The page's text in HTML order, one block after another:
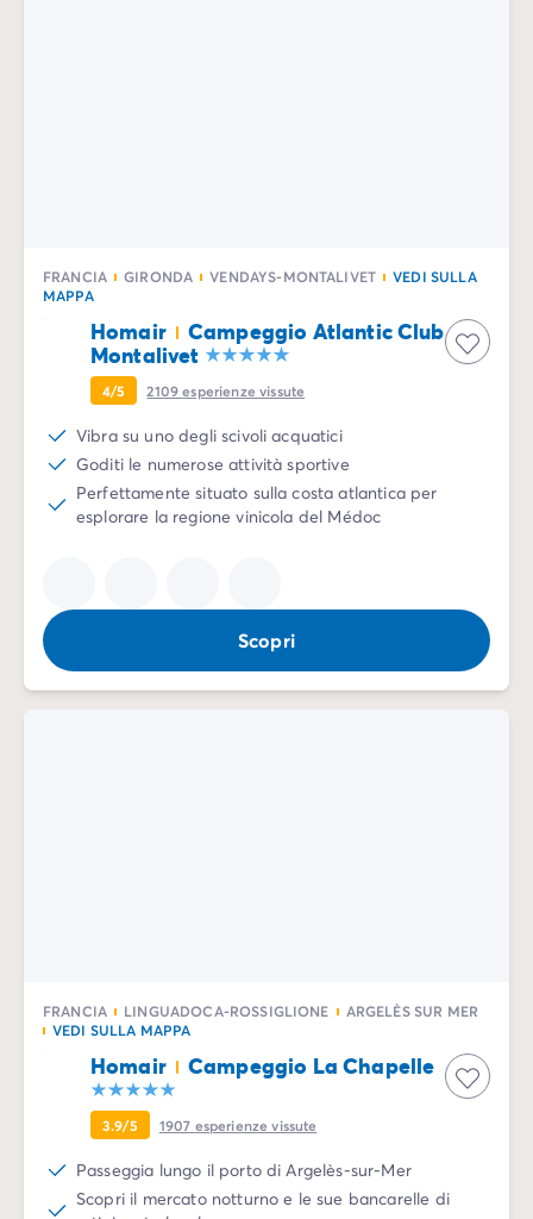
FRANCIA GIRONDA VENDAYS-MONTALIVET
VEDI SULLA
MAPPA
Homair
Campeggio Atlantic Club
Montalivet
4/5 2109esperienze vissute
Vibra su uno degli scivoli acquatici
Goditi le numerose attività sportive
Perfettamente situato sulla costa atlantica per
esplorare la regione vinicola del Médoc
Scopri
FRANCIA LINGUADOCA-ROSSIGLIONE
ARGELÈS SUR MER
VEDI SULLA MAPPA
Homair Campeggio La Chapelle
3.9/5 1907 esperienze vissute
Passeggia lungo il porto di Argelès-sur-Mer
Scopri il mercato notturno e le sue bancarelle di